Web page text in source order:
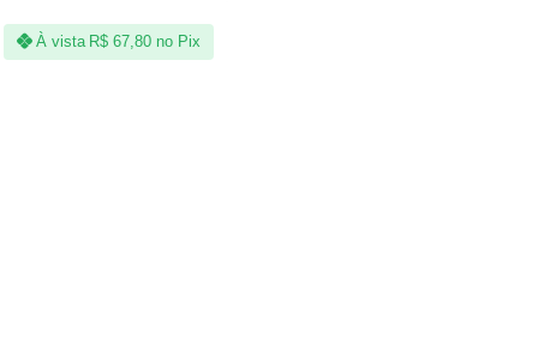
À vista R$ 67,80 no Pix